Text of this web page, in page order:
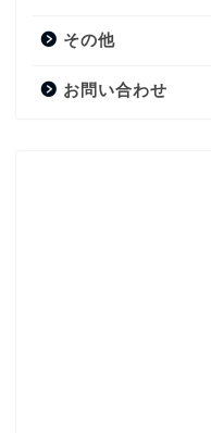
その他
お問い合わせ